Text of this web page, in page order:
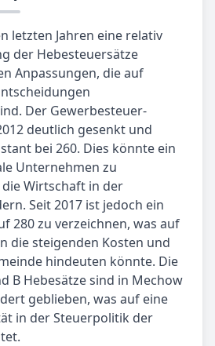
letzten Jahren eine relativ
der Hebesteuersätze
Anpassungen, die auf
Der Gewerbesteuer-
deutlich gesenkt und
bei 260. Dies könnte ein
Unternehmen zu
Wirtschaft in der
Seit 2017 ist jedoch ein
280 zu verzeichnen, was auf
die steigenden Kosten und
hindeuten könnte. Die
B Hebesätze sind in Mechow
geblieben, was auf eine
in der Steuerpolitik der